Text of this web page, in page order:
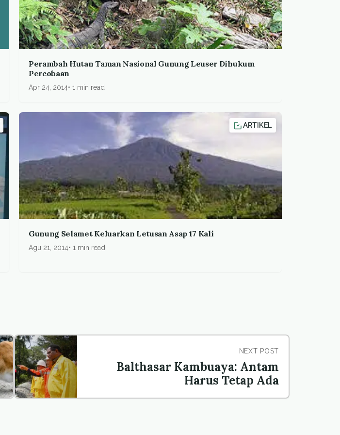
Perambah Hutan Taman Nasional Gunung Leuser Dihukum
Percobaan
Apr 24, 2014 1 min read
ARTIKEL
Gunung Selamet Keluarkan Letusan Asap 17 Kali
Agu 21, 2014 1 min read
NEXT POST
Balthasar Kambuaya: Antam
Harus Tetap Ada